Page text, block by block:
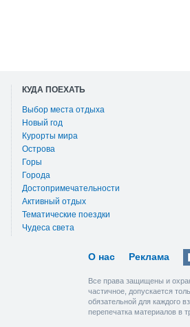
КУДА ПОЕХАТЬ
Выбор места отдыха
Новый год
Курорты мира
Острова
Горы
Города
Достопримечательности
Активный отдых
Тематические поездки
Чудеса света
О нас Реклама
Все права защищены и
частичное, допускается
обязательной для каждого
перепечатка материалов в